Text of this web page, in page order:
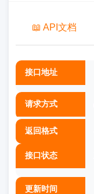
📖 API文档
接口地址
请求方式
返回格式
接口状态
更新时间